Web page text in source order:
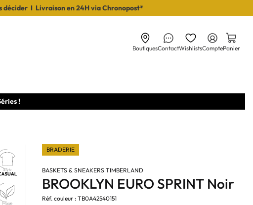
décider I Livraison en 24H via Chronopost*
BoutiquesContactWishlistsComptePanier
!
BRADERIE
BASKETS & SNEAKERS TIMBERLAND
BROOKLYN EURO SPRINT Noir
Réf. couleur : TB0A42540151